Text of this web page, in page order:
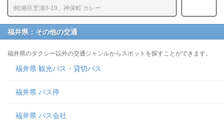
福井県：その他の交通
福井県のタクシー以外の交通ジャンルからスポットを探すことができます。
福井県 観光バス・貸切バス
福井県 バス停
福井県 バス会社